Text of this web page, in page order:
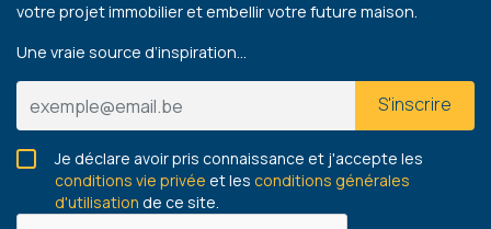
votre projet immobilier et embellir votre future maison.
Une vraie source d’inspiration…
S'inscrire
Je déclare avoir pris connaissance et j'accepte les
conditions vie privée et les conditions générales
d'utilisation de ce site.